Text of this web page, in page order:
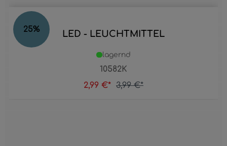
25% LED - LEUCHTMITTEL
10582K
lagernd
2,99 €* 3,99 €*